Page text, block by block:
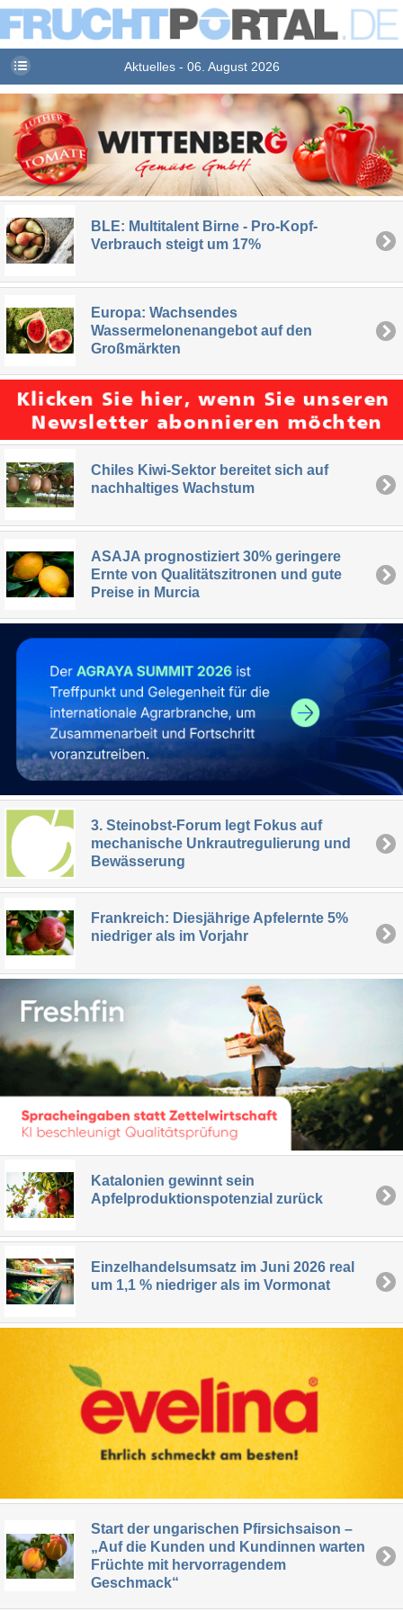
Aktuelles - 06. August 2026
BLE: Multitalent Birne - Pro-Kopf-
Verbrauch steigt um 17%
Europa: Wachsendes
Wassermelonenangebot auf den
Großmärkten
Chiles Kiwi-Sektor bereitet sich auf
nachhaltiges Wachstum
ASAJA prognostiziert 30% geringere
Ernte von Qualitätszitronen und gute
Preise in Murcia
3. Steinobst-Forum legt Fokus auf
mechanische Unkrautregulierung und
Bewässerung
Frankreich: Diesjährige Apfelernte 5%
niedriger als im Vorjahr
Katalonien gewinnt sein
Apfelproduktionspotenzial zurück
Einzelhandelsumsatz im Juni 2026 real
um 1,1 % niedriger als im Vormonat
Start der ungarischen Pfirsichsaison –
„Auf die Kunden und Kundinnen warten
Früchte mit hervorragendem
Geschmack“